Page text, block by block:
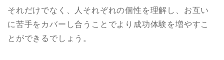
それだけでなく、人それぞれの個性を理解し、お互い
に苦手をカバーし合うことでより成功体験を増やすこ
とができるでしょう。